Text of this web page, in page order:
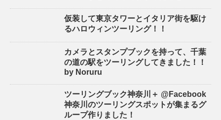
仮装して東京タワーとイタリア街を駆け
るハロウィンツーリング！！
カメラとスタンプブックを持って、千葉
の道の駅をツーリングしてきました！！
by Noruru
ツーリングブック神奈川＋ @Facebook
神奈川のツーリングスポットが集まるグ
ループ作りました！